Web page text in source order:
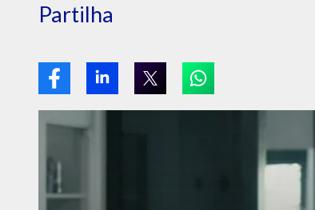
Partilha